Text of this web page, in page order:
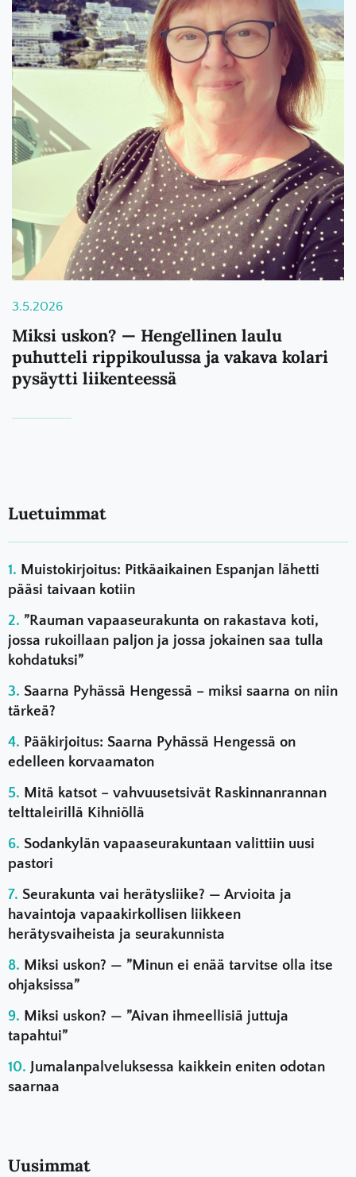
3.5.2026
Miksi uskon? — Hengellinen laulu
puhutteli rippikoulussa ja vakava kolari
pysäytti liikenteessä
Luetuimmat
Muistokirjoitus: Pitkäaikainen Espanjan lähetti
pääsi taivaan kotiin
”Rauman vapaaseurakunta on rakastava koti,
jossa rukoillaan paljon ja jossa jokainen saa tulla
kohdatuksi”
Saarna Pyhässä Hengessä – miksi saarna on niin
tärkeä?
Pääkirjoitus: Saarna Pyhässä Hengessä on
edelleen korvaamaton
Mitä katsot – vahvuusetsivät Raskinnanrannan
telttaleirillä Kihniöllä
Sodankylän vapaaseurakuntaan valittiin uusi
pastori
Seurakunta vai herätysliike? — Arvioita ja
havaintoja vapaakirkollisen liikkeen
herätysvaiheista ja seurakunnista
Miksi uskon? — ”Minun ei enää tarvitse olla itse
ohjaksissa”
Miksi uskon? — ”Aivan ihmeellisiä juttuja
tapahtui”
Jumalanpalveluksessa kaikkein eniten odotan
saarnaa
Uusimmat